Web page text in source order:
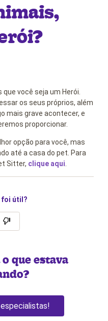
você seja um Herói.
os seus próprios, além
mais grave acontecer, e
proporcionar.
opção para você, mas
até a casa do pet. Para
Sitter, clique aqui
foi útil?
que estava